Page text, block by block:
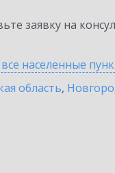
заявку на
населенные
область,